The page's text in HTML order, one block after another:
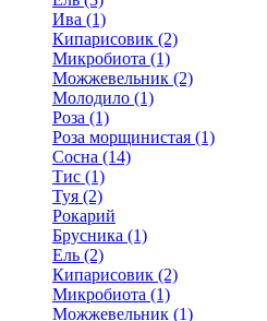
Ива (1)
Кипарисовик (2)
Микробиота (1)
Можжевельник (2)
Молодило (1)
Роза (1)
Роза морщинистая (1)
Сосна (14)
Тис (1)
Туя (2)
Рокарий
Брусника (1)
Ель (2)
Кипарисовик (2)
Микробиота (1)
Можжевельник (1)